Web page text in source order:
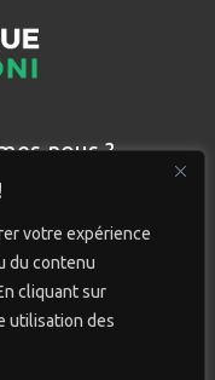
votre expérience
du contenu
cliquant sur
utilisation des
nous ?